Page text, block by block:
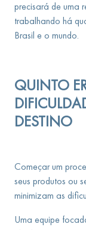
precisará de uma
trabalhando há
Brasil e o mundo.
QUINTO
DESTINO
Começar um
seus produtos ou
minimizam as
Uma equipe